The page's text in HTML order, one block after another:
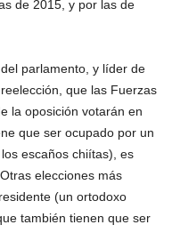
de 2015, y por las de
parlamento, y líder de
que las Fuerzas
la oposición votarán en
que ser ocupado por un
escaños chiítas), es
elecciones más
(un ortodoxo
también tienen que ser